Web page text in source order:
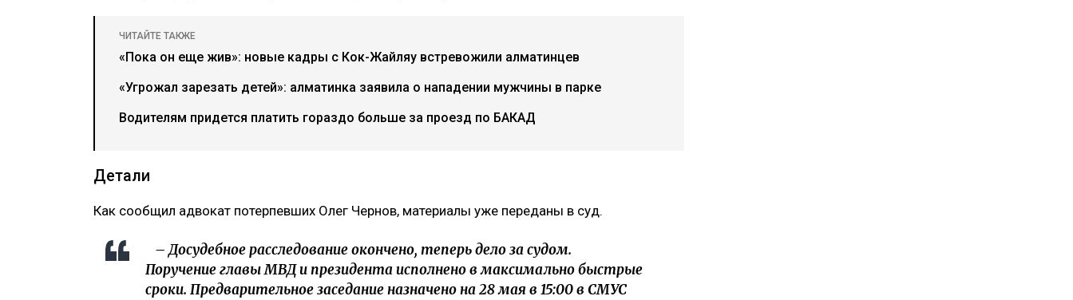
ЧИТАЙТЕ ТАКЖЕ
«Пока он еще жив»: новые кадры с Кок-Жайляу встревожили алматинцев
«Угрожал зарезать детей»: алматинка заявила о нападении мужчины в парке
Водителям придется платить гораздо больше за проезд по БАКАД
Детали
Как сообщил адвокат потерпевших Олег Чернов, материалы уже переданы в суд.
– Досудебное расследование окончено, теперь дело за судом.
Поручение главы МВД и президента исполнено в максимально быстрые
сроки. Предварительное заседание назначено на 28 мая в 15:00 в СМУС